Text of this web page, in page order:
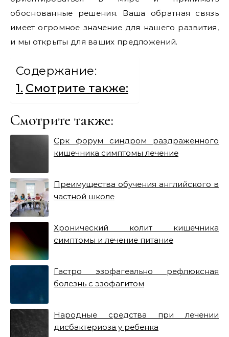
обоснованные решения. Ваша обратная связь
имеет огромное значение для нашего развития,
и мы открыты для ваших предложений.
Содержание:
Смотрите также:
Смотрите также:
Срк форум синдром раздраженного
кишечника симптомы лечение
Преимущества обучения английского в
частной школе
Хронический колит кишечника
симптомы и лечение питание
Гастро эзофагеально рефлюксная
болезнь с эзофагитом
Народные средства при лечении
дисбактериоза у ребенка